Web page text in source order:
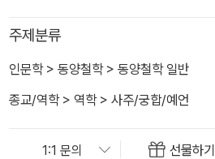
주제분류
인문학> 동양철학> 동양철학 일반
종교/역학> 역학> 사주/궁합/예언
선물하기